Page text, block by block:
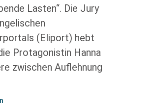
Lasten“. Die Jury
(Eliport) hebt
Protagonistin Hanna
zwischen Auflehnung